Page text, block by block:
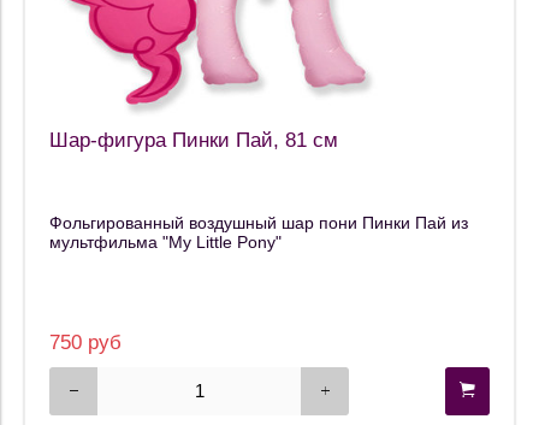
Шар-фигура Пинки Пай, 81 см
Фольгированный воздушный шар пони Пинки Пай из
мультфильма "My Little Pony"
750 руб